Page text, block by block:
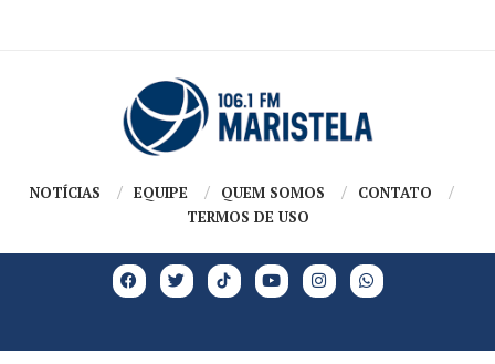
NOTÍCIAS EQUIPE QUEM SOMOS
CONTATO
TERMOS DE USO